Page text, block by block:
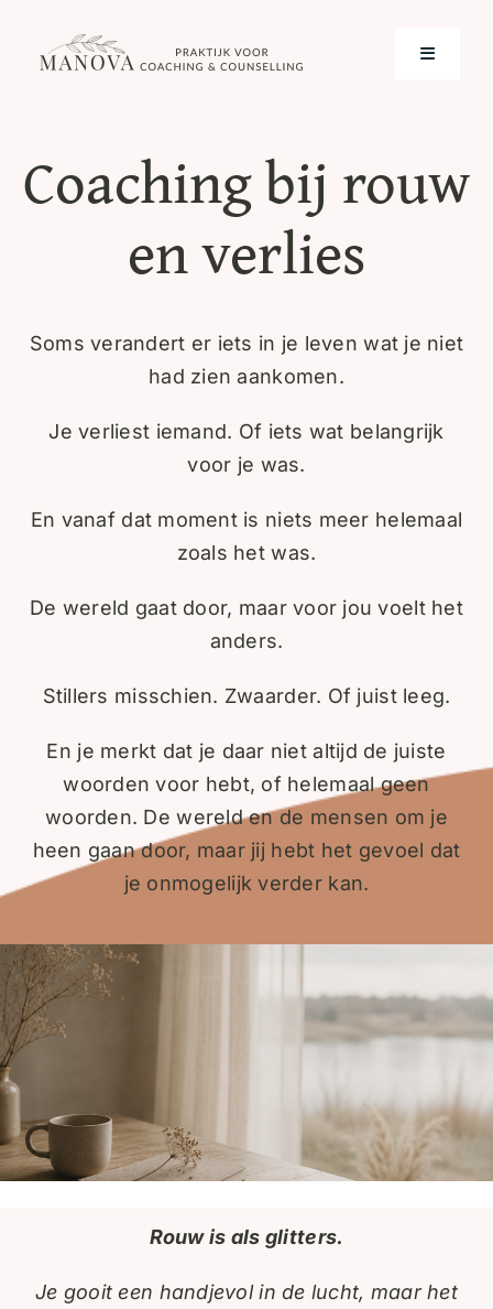
Toggle
Over mij
Contact
Coaching bij rouw
en verlies
Soms verandert er iets in je leven wat je niet
had zien aankomen.
Je verliest iemand. Of iets wat belangrijk
voor je was.
En vanaf dat moment is niets meer helemaal
zoals het was.
De wereld gaat door, maar voor jou voelt het
anders.
Stillers misschien. Zwaarder. Of juist leeg.
En je merkt dat je daar niet altijd de juiste
woorden voor hebt, of helemaal geen
woorden. De wereld en de mensen om je
heen gaan door, maar jij hebt het gevoel dat
je onmogelijk verder kan.
Rouw is als glitters.
Je gooit een handjevol in de lucht, maar het